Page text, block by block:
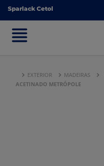
Sparlack Cetol
Sparlack Cetol
EXTERIOR MADEIRAS
ACETINADO METRÓPOLE